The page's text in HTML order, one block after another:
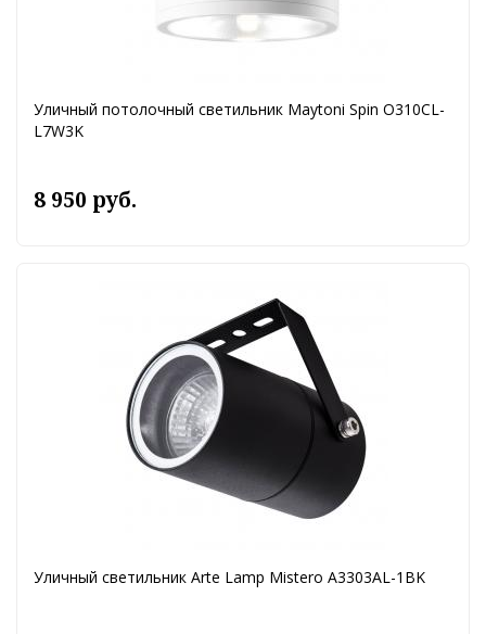
Уличный потолочный светильник Maytoni Spin O310CL-
L7W3K
8 950 руб.
Уличный светильник Arte Lamp Mistero A3303AL-1BK